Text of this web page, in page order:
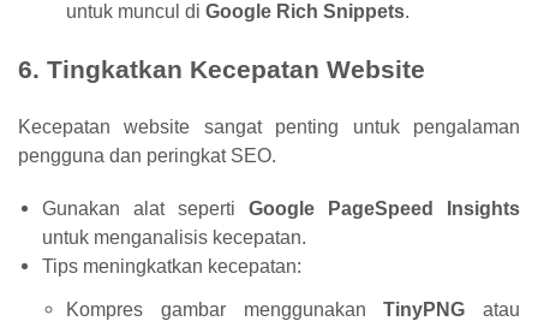
untuk muncul di Google Rich Snippets.
6. Tingkatkan Kecepatan Website
Kecepatan website sangat penting untuk pengalaman
pengguna dan peringkat SEO.
Gunakan alat seperti Google PageSpeed Insights
untuk menganalisis kecepatan.
Tips meningkatkan kecepatan:
Kompres gambar menggunakanTinyPNG atau